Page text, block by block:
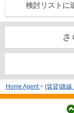
検討リストに
さ
Home Agent > (賃貸)路線